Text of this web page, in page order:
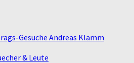
Gesuche Andreas Klamm
& Leute